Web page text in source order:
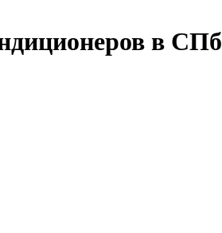
в СПб